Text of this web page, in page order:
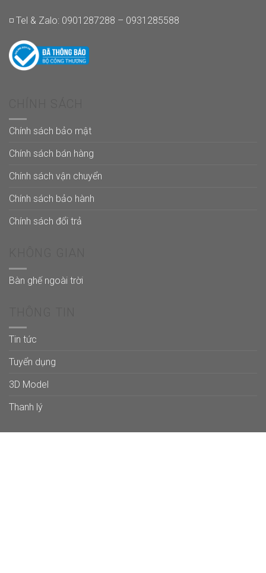
◽ Tel & Zalo: 0901287288 – 0931285588
Chính sách bảo mật
Chính sách bán hàng
Chính sách vận chuyển
Chính sách bảo hành
Chính sách đổi trả
Bàn ghế ngoài trời
Tin tức
Tuyển dụng
3D Model
Thanh lý